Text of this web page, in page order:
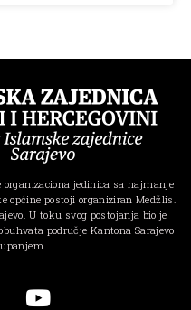
jedinica sa najmanje
općine postoji organiziran Medžlis.
U toku svog postojanja bio je
područje Kantona Sarajevo